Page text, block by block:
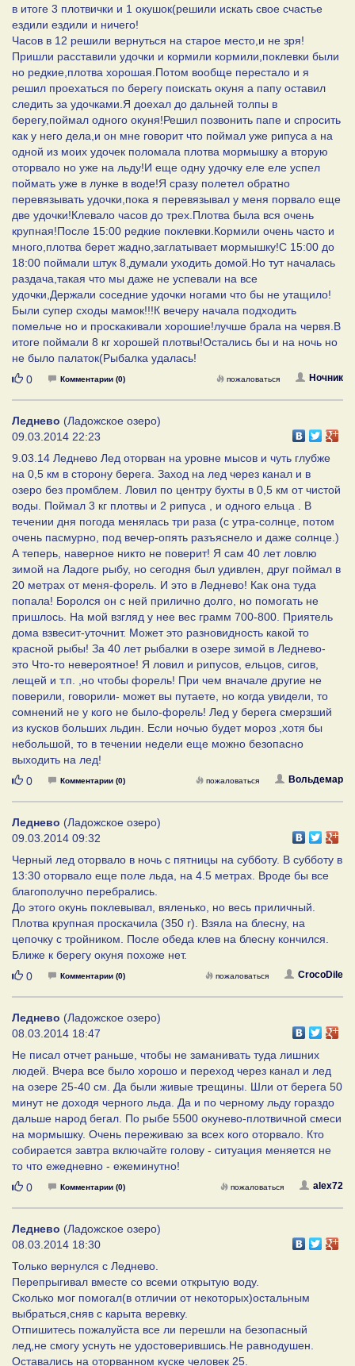
в итоге 3 плотвички и 1 окушок(решили искать свое счастье
ездили ездили и ничего!
Часов в 12 решили вернуться на старое место,и не зря!
Пришли расставили удочки и кормили кормили,поклевки были
но редкие,плотва хорошая.Потом вообще перестало и я
решил проехаться по берегу поискать окуня а папу оставил
следить за удочками.Я доехал до дальней толпы в
берегу,поймал одного окуня!Решил позвонить папе и спросить
как у него дела,и он мне говорит что поймал уже рипуса а на
одной из моих удочек поломала плотва мормышку а вторую
оторвало но уже на льду!И еще одну удочку еле еле успел
поймать уже в лунке в воде!Я сразу полетел обратно
перевязывать удочки,пока я перевязывал у меня порвало еще
две удочки!Клевало часов до трех.Плотва была вся очень
крупная!После 15:00 редкие поклевки.Кормили очень часто и
много,плотва берет жадно,заглатывает мормышку!С 15:00 до
18:00 поймали штук 8,думали уходить домой.Но тут началась
раздача,такая что мы даже не успевали на все
удочки,Держали соседние удочки ногами что бы не утащило!
Были супер сходы мамок!!!К вечеру начала подходить
помельче но и проскакивали хорошие!лучше брала на червя.В
итоге поймали 8 кг хорошей плотвы!Остались бы и на ночь но
не было палаток(Рыбалка удалась!
Нравится
0 Комментарии (0) Ночник
пожаловаться
Леднево (Ладожское озеро)
09.03.2014 22:23
9.03.14 Леднево Лед оторван на уровне мысов и чуть глубже
на 0,5 км в сторону берега. Заход на лед через канал и в
озеро без промблем. Ловил по центру бухты в 0,5 км от чистой
воды. Поймал 3 кг плотвы и 2 рипуса , и одного ельца . В
течении дня погода менялась три раза (с утра-солнце, потом
очень пасмурно, под вечер-опять разъяснело и даже солнце.)
А теперь, наверное никто не поверит! Я сам 40 лет ловлю
зимой на Ладоге рыбу, но сегодня был удивлен, друг поймал в
20 метрах от меня-форель. И это в Леднево! Как она туда
попала! Боролся он с ней прилично долго, но помогать не
пришлось. На мой взгляд у нее вес грамм 700-800. Приятель
дома взвесит-уточнит. Может это разновидность какой то
красной рыбы! За 40 лет рыбалки в озере зимой в Леднево-
это Что-то невероятное! Я ловил и рипусов, ельцов, сигов,
лещей и т.п. ,но чтобы форель! При чем вначале другие не
поверили, говорили- может вы путаете, но когда увидели, то
сомнений не у кого не было-форель! Лед у берега смерзший
из кусков больших льдин. Если ночью будет мороз ,хотя бы
небольшой, то в течении недели еще можно безопасно
выходить на лед!
Нравится
0 Комментарии (0) Вольдемар
пожаловаться
Леднево (Ладожское озеро)
09.03.2014 09:32
Черный лед оторвало в ночь с пятницы на субботу. В субботу в
13:30 оторвало еще поле льда, на 4.5 метрах. Вроде бы все
благополучно перебрались.
До этого окунь поклевывал, вяленько, но весь приличный.
Плотва крупная проскачила (350 г). Взяла на блесну, на
цепочку с тройником. После обеда клев на блесну кончился.
Ближе к берегу окуня похоже нет.
Нравится
0 Комментарии (0) CrocoDile
пожаловаться
Леднево (Ладожское озеро)
08.03.2014 18:47
Не писал отчет раньше, чтобы не заманивать туда лишних
людей. Вчера все было хорошо и переход через канал и лед
на озере 25-40 см. Да были живые трещины. Шли от берега 50
минут не доходя черного льда. Да и по черному льду гораздо
дальше народ бегал. По рыбе 5500 окунево-плотвичной смеси
на мормышку. Очень переживаю за всех кого оторвало. Кто
собирается завтра включайте голову - ситуация меняется не
то что ежедневно - ежеминутно!
Нравится
0 Комментарии (0) alex72
пожаловаться
Леднево (Ладожское озеро)
08.03.2014 18:30
Только вернулся с Леднево.
Перепрыгивал вместе со всеми открытую воду.
Сколько мог помогал(в отличии от некоторых)остальным
выбраться,сняв с карыта веревку.
Отпишитесь пожалуйста все ли перешли на безопасный
лед,не смогу уснуть не удостоверившись.Не равнодушен.
Оставались на оторванном куске человек 25.